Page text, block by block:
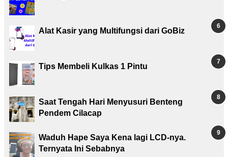
Alat Kasir yang Multifungsi dari GoBiz
Tips Membeli Kulkas 1 Pintu
Saat Tengah Hari Menyusuri Benteng
Pendem Cilacap
Waduh Hape Saya Kena lagi LCD-nya.
Ternyata Ini Sebabnya